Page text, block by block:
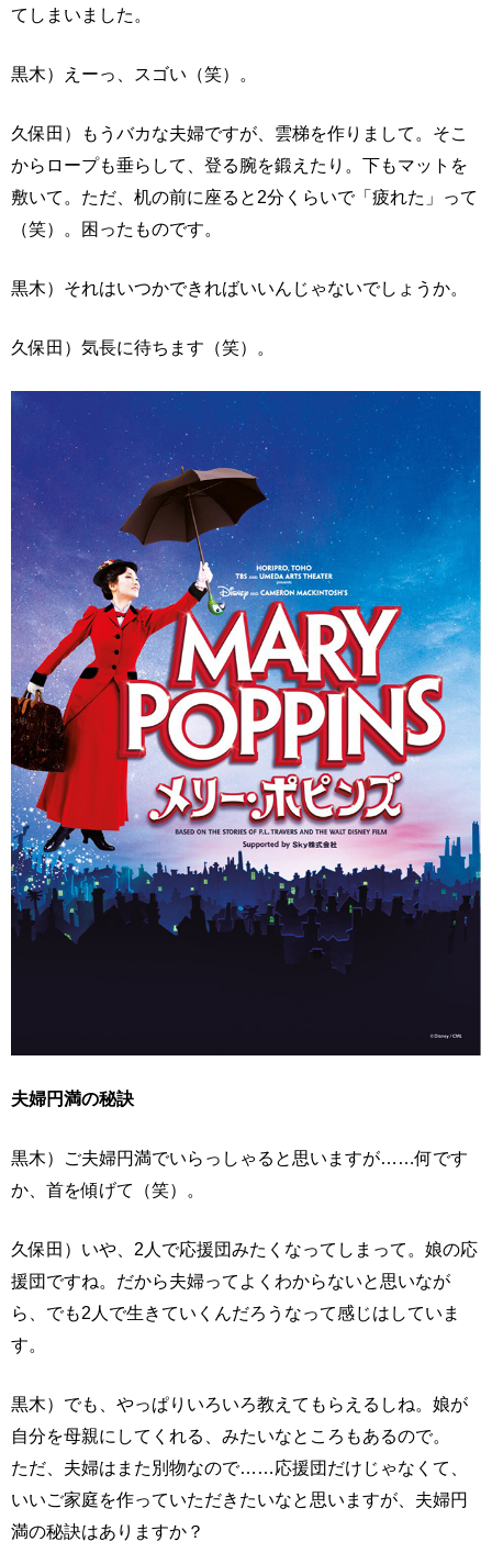
てしまいました。
黒木）えーっ、スゴい（笑）。
久保田）もうバカな夫婦ですが、雲梯を作りまして。そこ
からロープも垂らして、登る腕を鍛えたり。下もマットを
敷いて。ただ、机の前に座ると2分くらいで「疲れた」って
（笑）。困ったものです。
黒木）それはいつかできればいいんじゃないでしょうか。
久保田）気長に待ちます（笑）。
夫婦円満の秘訣
黒木）ご夫婦円満でいらっしゃると思いますが……何です
か、首を傾げて（笑）。
久保田）いや、2人で応援団みたくなってしまって。娘の応
援団ですね。だから夫婦ってよくわからないと思いなが
ら、でも2人で生きていくんだろうなって感じはしていま
す。
黒木）でも、やっぱりいろいろ教えてもらえるしね。娘が
自分を母親にしてくれる、みたいなところもあるので。
ただ、夫婦はまた別物なので……応援団だけじゃなくて、
いいご家庭を作っていただきたいなと思いますが、夫婦円
満の秘訣はありますか？